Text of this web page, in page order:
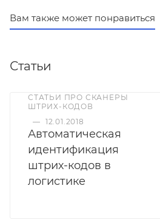
Вам также может понравиться
Статьи
СТАТЬИ ПРО СКАНЕРЫ
ШТРИХ-КОДОВ
— 12.01.2018
Автоматическая
идентификация
штрих-кодов в
логистике